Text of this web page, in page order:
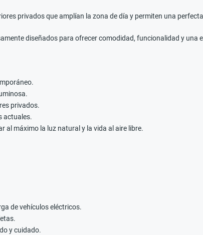
privados que amplían la zona de día y permiten una
diseñados para ofrecer comodidad, funcionalidad y
privados.
actuales.
al máximo la luz natural y la vida al aire libre.
de vehículos eléctricos.
y cuidado.